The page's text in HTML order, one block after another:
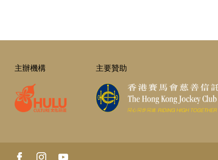
主辦機構 主要贊助